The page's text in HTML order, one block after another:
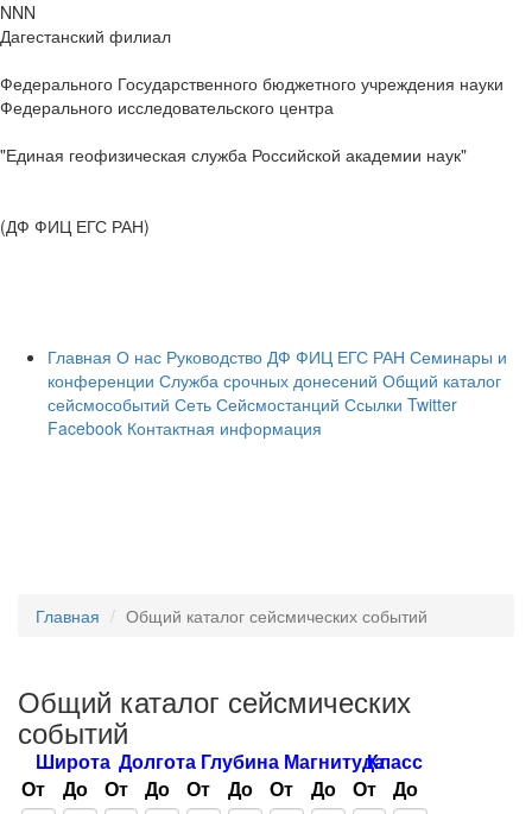
NNN
Дагестанский филиал
Федерального Государственного бюджетного учреждения науки
Федерального исследовательского центра
"Единая геофизическая служба Российской академии наук"
(ДФ ФИЦ ЕГС РАН)
Главная О нас Руководство ДФ ФИЦ ЕГС РАН Семинары и
конференции Служба срочных донесений Общий каталог
сейсмособытий Сеть Сейсмостанций Ссылки Twitter
Facebook Контактная информация
Главная Общий каталог сейсмических событий
Общий каталог сейсмических
событий
Широта Долгота Глубина МагнитудаКласс
От
До От До От До От До От До